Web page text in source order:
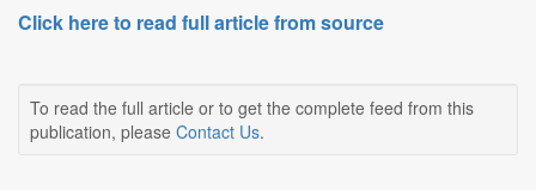
Click here to read full article from source
To read the full article or to get the complete feed from this
publication, please Contact Us.